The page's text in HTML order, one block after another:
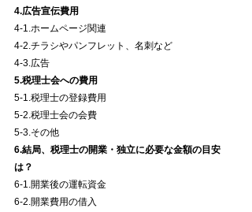
4.広告宣伝費用
4-1.ホームページ関連
4-2.チラシやパンフレット、名刺など
4-3.広告
5.税理士会への費用
5-1.税理士の登録費用
5-2.税理士会の会費
5-3.その他
6.結局、税理士の開業・独立に必要な金額の目安
は？
6-1.開業後の運転資金
6-2.開業費用の借入